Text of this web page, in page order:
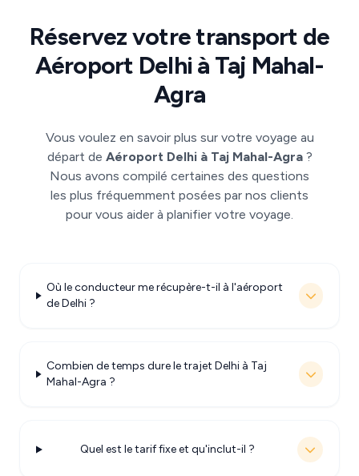
Réservez votre transport de
Aéroport Delhi à Taj Mahal-
Agra
Vous voulez en savoir plus sur votre voyage au
départ de Aéroport Delhi à Taj Mahal-Agra ?
Nous avons compilé certaines des questions
les plus fréquemment posées par nos clients
pour vous aider à planifier votre voyage.
Où le conducteur me récupère-t-il à l'aéroport
de Delhi ?
Combien de temps dure le trajet Delhi à Taj
Mahal-Agra ?
Quel est le tarif fixe et qu'inclut-il ?